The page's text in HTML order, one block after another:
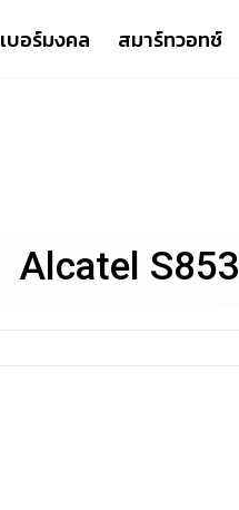
เบอร์มงคล สมาร์ทวอทช์
Alcatel S853